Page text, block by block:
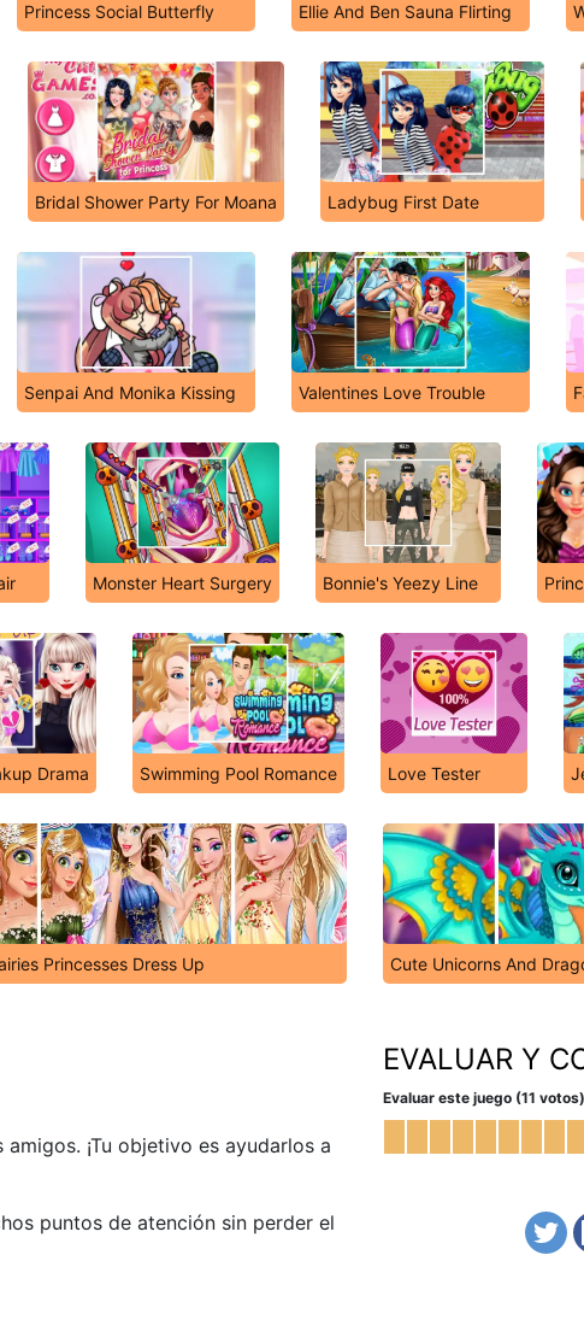
Princess Social Butterfly Ellie And Ben Sauna Flirting
Bridal Shower Party For Moana Ladybug First Date
Senpai And Monika Kissing Valentines Love Trouble
Monster Heart Surgery Bonnie's Yeezy Line
Drama Swimming Pool Romance Love Tester
Princesses Dress Up Cute Unicorns And
¡Tu objetivo es ayudarlos a
puntos de atención sin perder el
EVALUAR Y
Evaluar este juego (11